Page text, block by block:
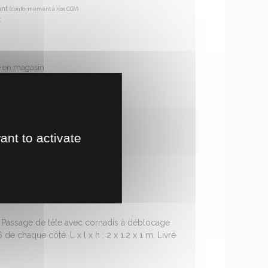
(conformément à nos CGV)
en magasin
de tête avec cornadis à déblocage
chaque côté. L x l x h : 2 x 1.2 x 1 m. Livré
to activate